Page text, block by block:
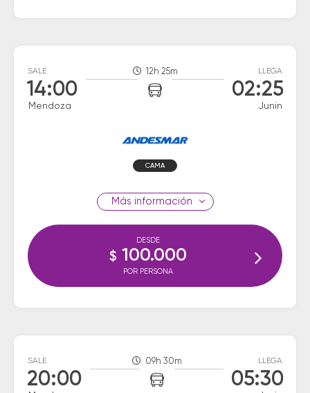
SALE
14:00
Mendoza
12h 25m LLEGA
02:25
Junin
CAMA
información
DESDE
$ 100.000
POR PERSONA
SALE
20:00
09h 30m LLEGA
05:30